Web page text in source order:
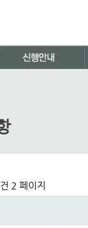
2 페이지